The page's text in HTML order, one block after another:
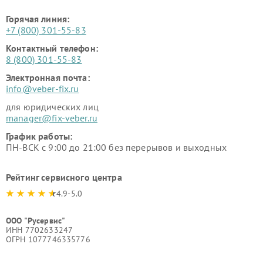
Горячая линия:
+7 (800) 301-55-83
Контактный телефон:
8 (800) 301-55-83
Электронная почта:
info@veber-fix.ru
для юридических лиц
manager@fix-veber.ru
График работы:
ПН-ВСК с 9:00 до 21:00 без перерывов и выходных
Рейтинг сервисного центра
4.9-5.0
ООО "Русервис"
ИНН 7702633247
ОГРН 1077746335776